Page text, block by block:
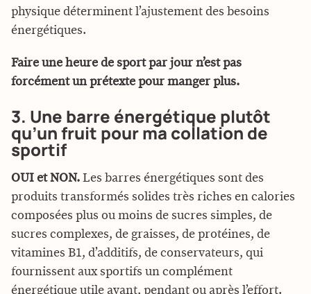
physique déterminent l’ajustement des besoins
énergétiques.
Faire une heure de sport par jour n’est pas
forcément un prétexte pour manger plus.
3. Une barre énergétique plutôt
qu’un fruit pour ma collation de
sportif
OUI et NON. Les barres énergétiques sont des
produits transformés solides très riches en calories
composées plus ou moins de sucres simples, de
sucres complexes, de graisses, de protéines, de
vitamines B1, d’additifs, de conservateurs, qui
fournissent aux sportifs un complément
énergétique utile avant, pendant ou après l’effort.